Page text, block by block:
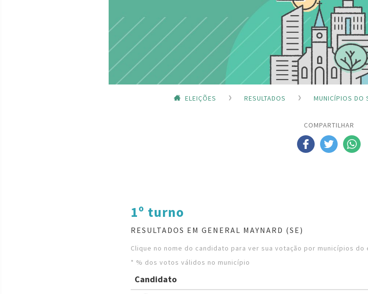
ELEIÇÕES RESULTADOS MUNICÍPIOS DO
COMPARTILHAR
1º turno
RESULTADOS EM GENERAL MAYNARD (SE)
Clique no nome do candidato para ver sua votação por municípios
* % dos votos válidos no município
Candidato